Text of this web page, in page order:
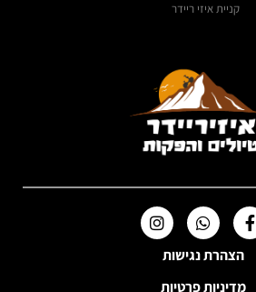
קניית איזי ריידר
הצהרת נגישות
מדיניות פרטיות